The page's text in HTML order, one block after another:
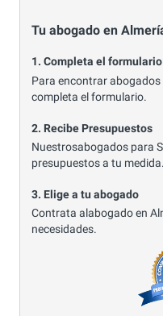
Tu abogado en
1. Completa el formulario
Para encontrar abogados
completa el formulario.
2. Recibe Presupuestos
Nuestrosabogados para
presupuestos a tu medida.
3. Elige a tu abogado
Contrata alabogado en
necesidades.